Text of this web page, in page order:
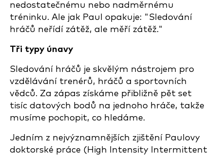
nedostatečnému nebo nadměrnému
tréninku. Ale jak Paul opakuje: "Sledování
hráčů neřídí zátěž, ale měří zátěž."
Tři typy únavy
Sledování hráčů je skvělým nástrojem pro
vzdělávání trenérů, hráčů a sportovních
vědců. Za zápas získáme přibližně pět set
tisíc datových bodů na jednoho hráče, takže
musíme pochopit, co hledáme.
Jedním z nejvýznamnějších zjištění Paulovy
doktorské práce (High Intensity Intermittent